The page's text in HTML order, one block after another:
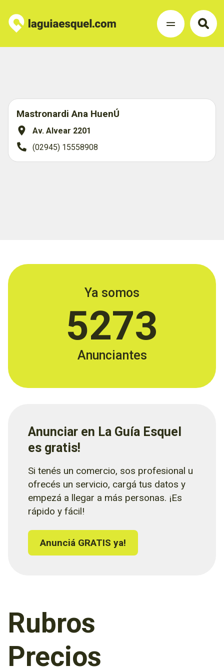
Mastronardi Ana HuenÚ
Av. Alvear 2201
(02945) 15558908
Ya somos
5273
Anunciantes
Anunciar en La Guía Esquel
es gratis!
Si tenés un comercio, sos profesional u
ofrecés un servicio, cargá tus datos y
empezá a llegar a más personas. ¡Es
rápido y fácil!
Anunciá GRATIS ya!
Rubros
Precios